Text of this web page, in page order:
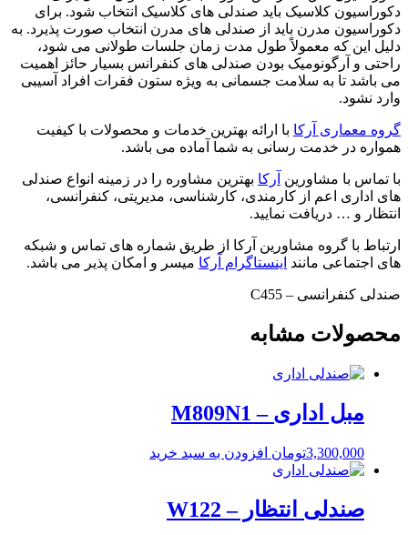
دکوراسیون کلاسیک باید صندلی های کلاسیک انتخاب شود. برای
دکوراسیون مدرن باید از صندلی های مدرن انتخاب صورت پذیرد. به
دلیل این که معمولاً طول مدت زمان جلسات طولانی می شود،
راحتی و آرگونومیک بودن صندلی های کنفرانس بسیار حائز اهمیت
می باشد تا به سلامت جسمانی به ویژه ستون فقرات افراد آسیبی
وارد نشود.
گروه معماری آرکا با ارائه بهترین خدمات و محصولات با کیفیت
همواره در خدمت رسانی به شما آماده می باشد.
با تماس با مشاورین آرکا بهترین مشاوره را در زمینه انواع صندلی
های اداری اعم از کارمندی، کارشناسی، مدیریتی، کنفرانسی،
انتظار و … دریافت نمایید.
ارتباط با گروه مشاورین آرکا از طریق شماره های تماس و شبکه
های اجتماعی مانند اینستاگرام آرکا میسر و امکان پذیر می باشد.
صندلی کنفرانسی – C455
محصولات مشابه
مبل اداری – M809N1
3,300,000تومان افزودن به سبد خرید
صندلی انتظار – W122